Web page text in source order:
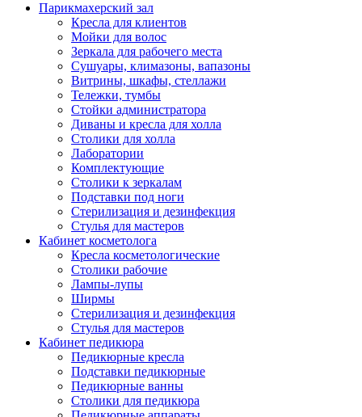
Парикмахерский зал
Кресла для клиентов
Мойки для волос
Зеркала для рабочего места
Сушуары, климазоны, вапазоны
Витрины, шкафы, стеллажи
Тележки, тумбы
Стойки администратора
Диваны и кресла для холла
Столики для холла
Лаборатории
Комплектующие
Столики к зеркалам
Подставки под ноги
Стерилизация и дезинфекция
Стулья для мастеров
Кабинет косметолога
Кресла косметологические
Столики рабочие
Лампы-лупы
Ширмы
Стерилизация и дезинфекция
Стулья для мастеров
Кабинет педикюра
Педикюрные кресла
Подставки педикюрные
Педикюрные ванны
Столики для педикюра